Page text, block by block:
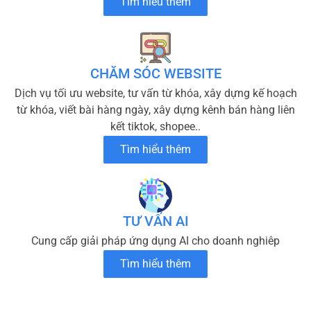
CHĂM SÓC WEBSITE
Dịch vụ tối ưu website, tư vấn từ khóa, xây dựng kế hoạch
từ khóa, viết bài hàng ngày, xây dựng kênh bán hàng liên
kết tiktok, shopee..
Tìm hiểu thêm
TƯ VẤN AI
Cung cấp giải pháp ứng dụng AI cho doanh nghiêp
Tìm hiểu thêm